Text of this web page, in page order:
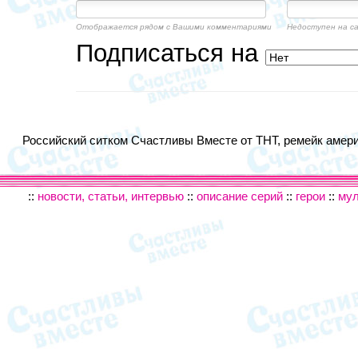
Отображается рядом с Вашими комментариями Недоступен на
Подписаться на
Российский ситком Счастливы Вместе от ТНТ, ремейк
:: новости, статьи, интервью :: описание серий :: герои ::